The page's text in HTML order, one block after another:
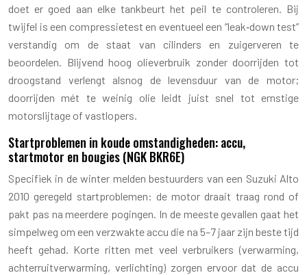
doet er goed aan elke tankbeurt het peil te controleren. Bij
twijfel is een compressietest en eventueel een “leak‑down test”
verstandig om de staat van cilinders en zuigerveren te
beoordelen. Blijvend hoog olieverbruik zonder doorrijden tot
droogstand verlengt alsnog de levensduur van de motor;
doorrijden mét te weinig olie leidt juist snel tot ernstige
motorslijtage of vastlopers.
Startproblemen in koude omstandigheden: accu,
startmotor en bougies (NGK BKR6E)
Specifiek in de winter melden bestuurders van een Suzuki Alto
2010 geregeld startproblemen: de motor draait traag rond of
pakt pas na meerdere pogingen. In de meeste gevallen gaat het
simpelweg om een verzwakte accu die na 5–7 jaar zijn beste tijd
heeft gehad. Korte ritten met veel verbruikers (verwarming,
achterruitverwarming, verlichting) zorgen ervoor dat de accu